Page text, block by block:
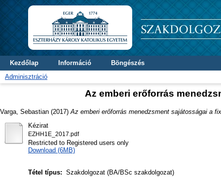
Kezdőlap Információ
Böngészés
Adminisztráció
Az emberi erőforrás
Varga, Sebastian (2017) Az emberi erőforrás menedzsment sajátosságai a
Kézirat
EZHH1E_2017.pdf
Restricted to Registered users only
Download (6MB)
Tétel típus: Szakdolgozat (BA/BSc szakdolgozat)